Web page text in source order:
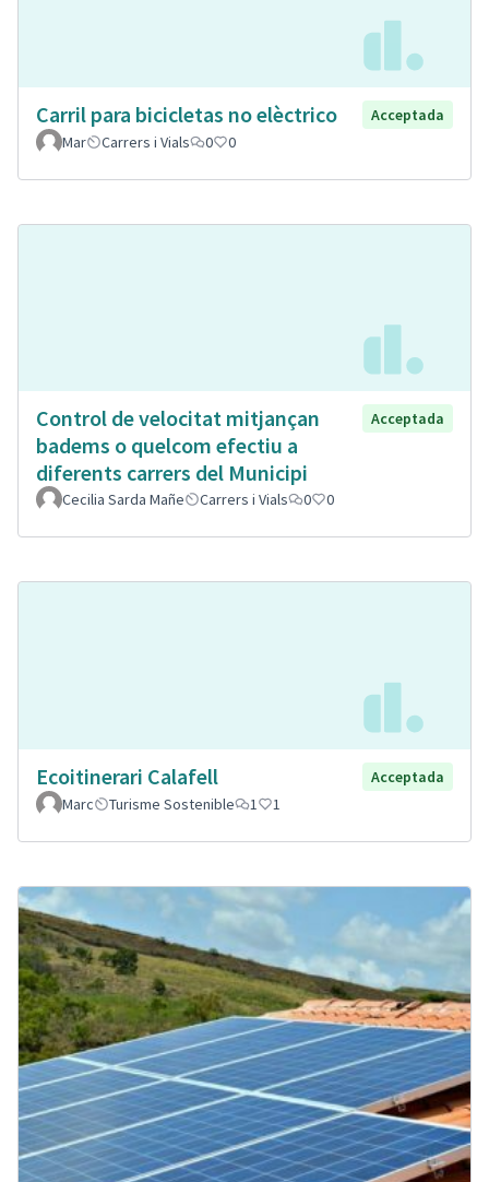
Carril para bicicletas no elèctrico
Acceptada
Mar
Carrers i Vials 0 0
Control de velocitat mitjançan
badems o quelcom efectiu a
diferents carrers del Municipi
Acceptada
Cecilia Sarda Mañe Carrers i Vials 0 0
Ecoitinerari Calafell
Acceptada
Marc
Turisme Sostenible 1 1